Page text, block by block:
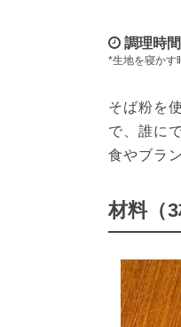
調理時間
*生地を寝かす
そば粉を
で、誰に
食やブラ
材料（3